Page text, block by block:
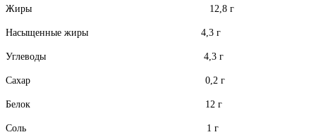
Жиры 12,8 г
Насыщенные жиры 4,3 г
Углеводы 4,3 г
Сахар 0,2 г
Белок 12 г
Соль 1 г